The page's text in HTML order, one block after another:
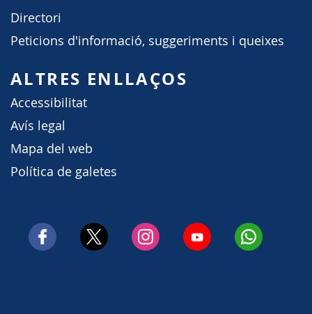
Directori
Peticions d'informació, suggeriments i queixes
ALTRES ENLLAÇOS
Accessibilitat
Avís legal
Mapa del web
Política de galetes